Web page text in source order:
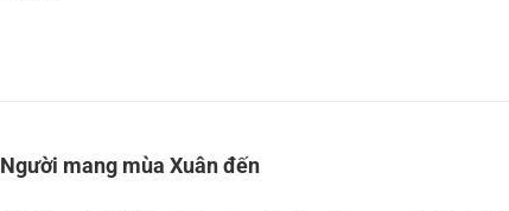
Người mang mùa Xuân đến